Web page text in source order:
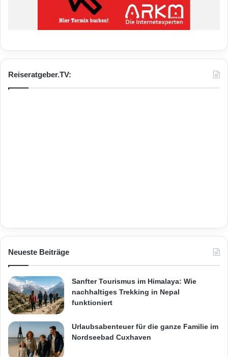
Reiseratgeber.TV:
Neueste Beiträge
Sanfter Tourismus im Himalaya: Wie
nachhaltiges Trekking in Nepal
funktioniert
Urlaubsabenteuer für die ganze Familie im
Nordseebad Cuxhaven